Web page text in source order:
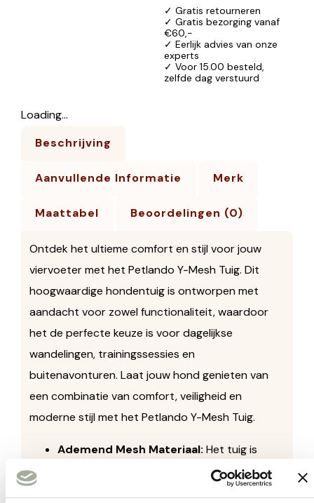
✓ Gratis retourneren
✓ Gratis bezorging vanaf
€60,-
✓ Eerlijk advies van onze
experts
✓ Voor 15.00 besteld,
zelfde dag verstuurd
Loading...
Beschrijving
Aanvullende Informatie Merk
Maattabel Beoordelingen (0)
Ontdek het ultieme comfort en stijl voor jouw
viervoeter met het Petlando Y-Mesh Tuig. Dit
hoogwaardige hondentuig is ontworpen met
aandacht voor zowel functionaliteit, waardoor
het de perfecte keuze is voor dagelijkse
wandelingen, trainingssessies en
buitenavonturen. Laat jouw hond genieten van
een combinatie van comfort, veiligheid en
moderne stijl met het Petlando Y-Mesh Tuig.
Ademend Mesh Materiaal: Het tuig is
vervaardigd van ademend mesh materiaal,
wat zorgt voor optimale ventilatie en